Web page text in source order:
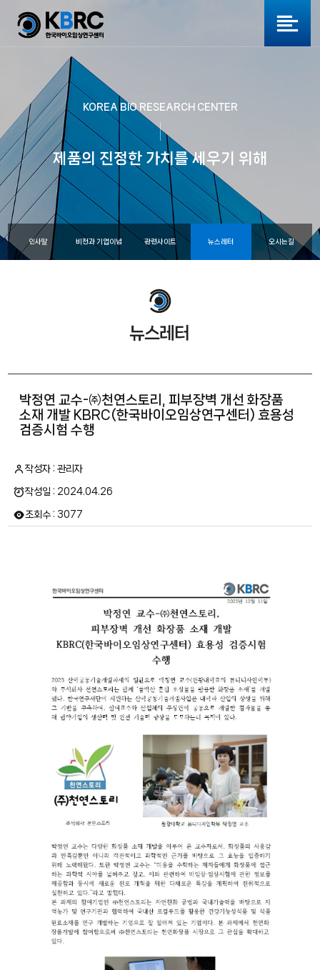
KOREA BIO RESEARCH CENTER
제품의 진정한 가치를 세우기 위해
인사말 비전과 기업이념 관련사이트 뉴스레터 오시는길
뉴스레터
박정연 교수-㈜천연스토리, 피부장벽 개선 화장품
소재 개발 KBRC(한국바이오임상연구센터) 효용성
검증시험 수행
작성자 : 관리자
작성일 : 2024.04.26
조회수 : 3077